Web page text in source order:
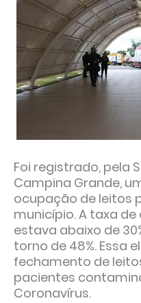
Foi registrado, pela
Campina Grande,
ocupação de leitos
município. A taxa
estava abaixo de
torno de 48%. Essa
fechamento de
pacientes
Coronavírus.